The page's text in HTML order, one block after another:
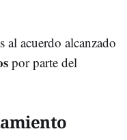
al acuerdo alcanzado
por parte del